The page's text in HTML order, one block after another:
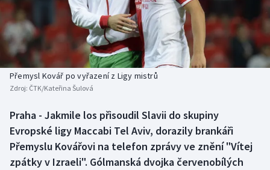
Baseball a softbal
Basketbal
Biatlon
Box
Curling
Soutěže
Historické návraty
Aplikace ČT sport
Přemysl Kovář po vyřazení z Ligy mistrů
Zdroj: ČTK/Kateřina Šulová
Praha - Jakmile los přisoudil Slavii do skupiny
Evropské ligy Maccabi Tel Aviv, dorazily brankáři
Přemyslu Kovářovi na telefon zprávy ve znění "Vítej
zpátky v Izraeli". Gólmanská dvojka červenobílých